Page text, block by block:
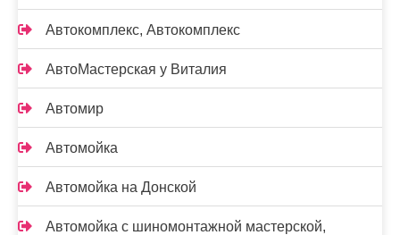
Автокомплекс, Автокомплекс
АвтоМастерская у Виталия
Автомир
Автомойка
Автомойка на Донской
Автомойка с шиномонтажной мастерской,